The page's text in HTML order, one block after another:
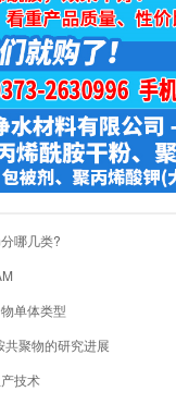
哪几类?
单体类型
聚物的研究进展
技术